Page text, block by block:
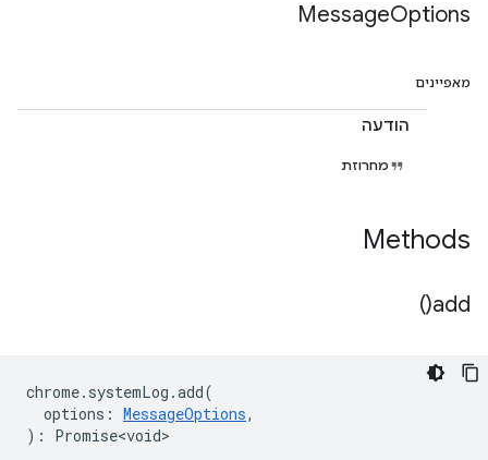
MessageOptions
מאפיינים
הודעה
מחרוזת
Methods
add(
)
chrome. systemLog .add(
options : MessageOptions,
) : Promise<void>